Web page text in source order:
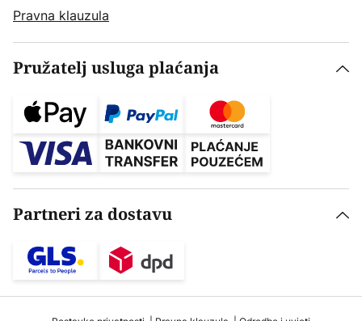
Pravna klauzula
Pružatelj usluga plaćanja
Partneri za dostavu